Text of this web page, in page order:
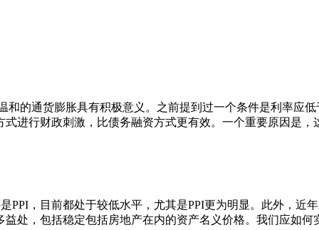
的通货膨胀具有积极意义。之前提到过一个条件是利率应
行财政刺激，比债务融资方式更有效。一个重要原因是，
PPI，目前都处于较低水平，尤其是PPI更为明显。此外，近
处，包括稳定包括房地产在内的资产名义价格。我们应如何